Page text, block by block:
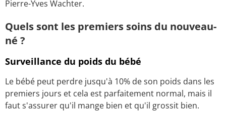
Pierre-Yves Wachter.
Quels sont les premiers soins du nouveau-
né ?
Surveillance du poids du bébé
Le bébé peut perdre jusqu'à 10% de son poids dans les
premiers jours et cela est parfaitement normal, mais il
faut s'assurer qu'il mange bien et qu'il grossit bien.